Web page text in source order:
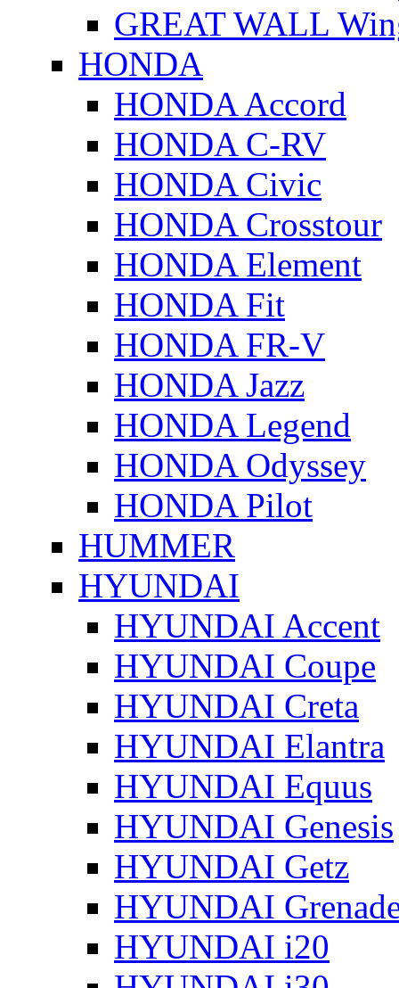
GREAT WALL
HONDA
HONDA Accord
HONDA C-RV
HONDA Civic
HONDA Crosstour
HONDA Element
HONDA Fit
HONDA FR-V
HONDA Jazz
HONDA Legend
HONDA Odyssey
HONDA Pilot
HUMMER
HYUNDAI
HYUNDAI Accent
HYUNDAI Coupe
HYUNDAI Creta
HYUNDAI Elantra
HYUNDAI Equus
HYUNDAI Genesis
HYUNDAI Getz
HYUNDAI
HYUNDAI i20